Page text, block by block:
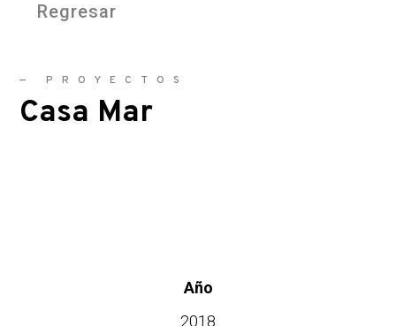
Regresar
— PROYECTOS
Casa Mar
Año
2018